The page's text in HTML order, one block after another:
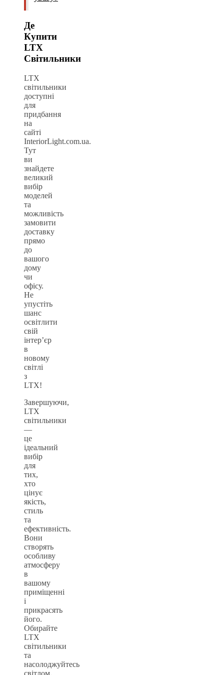
Де
Купити
LTX
Світильники
LTX
світильники
доступні
для
придбання
на
сайті
InteriorLight.com.ua.
Тут
ви
знайдете
великий
вибір
моделей
та
можливість
замовити
доставку
прямо
до
вашого
дому
чи
офісу.
Не
упустіть
шанс
освітлити
свій
інтер’єр
в
новому
світлі
з
LTX!
Завершуючи,
LTX
світильники
—
це
ідеальний
вибір
для
тих,
хто
цінує
якість,
стиль
та
ефективність.
Вони
створять
особливу
атмосферу
в
вашому
приміщенні
і
прикрасять
його.
Обирайте
LTX
світильники
та
насолоджуйтесь
світлом,